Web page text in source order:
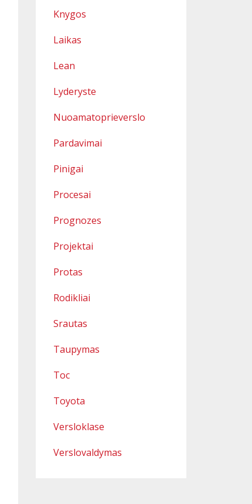
Knygos
Laikas
Lean
Lyderyste
Nuoamatoprieverslo
Pardavimai
Pinigai
Procesai
Prognozes
Projektai
Protas
Rodikliai
Srautas
Taupymas
Toc
Toyota
Versloklase
Verslovaldymas